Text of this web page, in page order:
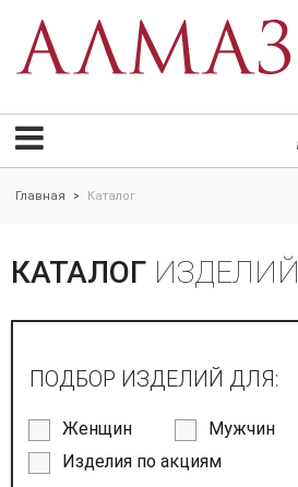
Главная > Каталог
КАТАЛОГ ИЗДЕЛИЙ
ПОДБОР ИЗДЕЛИЙ ДЛЯ:
Женщин Мужчин
Изделия по акциям